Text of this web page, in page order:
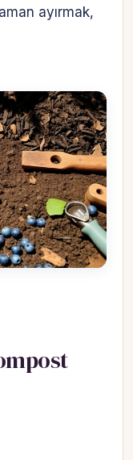
ayırmak,